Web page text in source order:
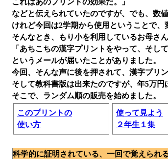
これはあのプリントの効果だ。」
などと伝えられていたのですが、でも、数
けれど今回は2学期から使用ということで、
そんなとき、もり小を利用しているお母さ
「あちこちの漢字プリントをやって、そし
というメールが届いたことがありました。
今回、そんな声に後を押されて、漢字プリ
そして教科書版は出来たのですが、年5万
そこで、ランダム順の販売を始めました。
このプリントの
使い方
使って見よう
２年生１集
科学的に証明されている、一回で覚えられ